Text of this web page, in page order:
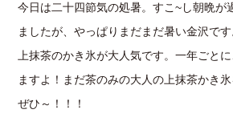
今日は二十四節気の処暑。すこ~し朝晩が
ましたが、やっぱりまだまだ暑い金沢で
上抹茶のかき氷が大人気です。一年ごと
ますよ！まだ茶のみの大人の上抹茶かき
ぜひ～！！！